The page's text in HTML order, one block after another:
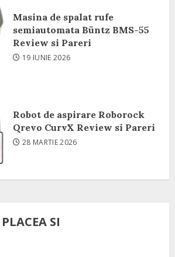
Masina de spalat rufe
semiautomata Büntz BMS-55
Review si Pareri
19 IUNIE 2026
Robot de aspirare Roborock
Qrevo CurvX Review si Pareri
28 MARTIE 2026
SI